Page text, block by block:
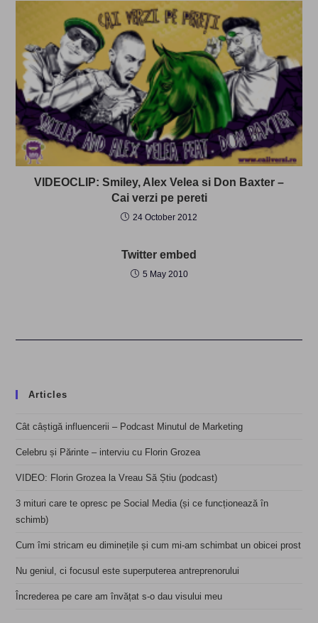
VIDEOCLIP: Smiley, Alex Velea si Don Baxter –
Cai verzi pe pereti
24 October 2012
Twitter embed
5 May 2010
Articles
Cât câștigă influencerii – Podcast Minutul de Marketing
Celebru și Părinte – interviu cu Florin Grozea
VIDEO: Florin Grozea la Vreau Să Știu (podcast)
3 mituri care te opresc pe Social Media (și ce funcționează în
schimb)
Cum îmi stricam eu diminețile și cum mi-am schimbat un obicei prost
Nu geniul, ci focusul este superputerea antreprenorului
Încrederea pe care am învățat s-o dau visului meu